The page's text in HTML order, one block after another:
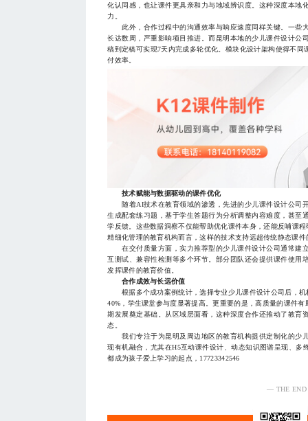
化认同感，也让课件更具亲和力与地域辨识度。这种深度本地
力。
此外，合作过程中的沟通效率与响应速度同样关键。一些
长达数周，严重影响项目推进。而昆明本地的少儿课件设计公
稿到定稿可实现7天内完成多轮优化。模块化设计架构使得不
付效率。
技术赋能与数据驱动的课件优化
随着AI技术在教育领域的渗透，先进的少儿课件设计公司
生成配套练习题，基于学生答题行为分析调整内容难度，甚至
学反馈。这些数据洞察不仅能帮助优化课件本身，还能反哺课
精细化管理的教育机构而言，这样的技术支持远超传统静态课件
在交付质量方面，实力推荐型的少儿课件设计公司通常建
互测试、兼容性检测等多个环节。部分团队还会提供课件使用
发挥课件的教育价值。
合作成效与长远价值
根据多个成功案例统计，选择专业少儿课件设计公司后，机
40%，学生课堂参与度显著提高。更重要的是，高质量的课件
期发展奠定基础。从区域层面看，这种深度合作还推动了教育
态。
我们专注于为昆明及周边地区的教育机构提供定制化的少
现有机融合，尤其在H5互动课件设计、动态知识图谱呈现、
都成为孩子爱上学习的起点，17723342546
— THE